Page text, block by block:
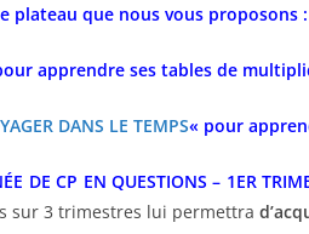
plateau que nous vous proposons :
apprendre ses tables de
DANS LE TEMPS« pour
DE CP EN QUESTIONS – 1ER
sur 3 trimestres lui permettra